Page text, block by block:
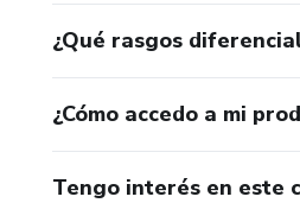
¿Qué rasgos
¿Cómo accedo a mi
Tengo interés en este